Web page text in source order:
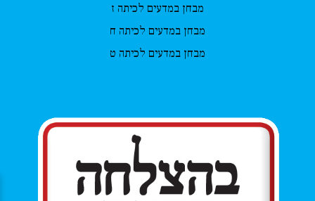
מבחן במדעים לכיתה ז
מבחן במדעים לכיתה ח
מבחן במדעים לכיתה ט